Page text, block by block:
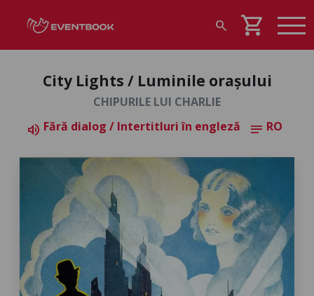
search shopping_cart
City Lights / Luminile orașului
CHIPURILE LUI CHARLIE
volume_up Fără dialog / Intertitluri în engleză notes RO